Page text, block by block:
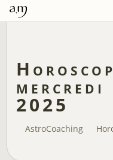
2025
AstroCoaching